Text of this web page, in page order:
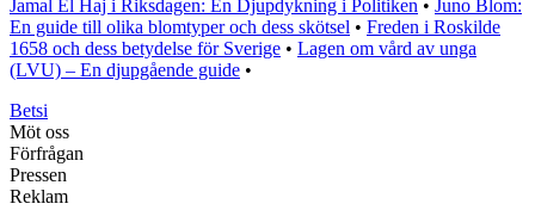
Jamal El Haj i Riksdagen: En Djupdykning i Politiken • Juno Blom:
En guide till olika blomtyper och dess skötsel • Freden i Roskilde
1658 och dess betydelse för Sverige • Lagen om vård av unga
(LVU) – En djupgående guide •
Betsi
Möt oss
Förfrågan
Pressen
Reklam